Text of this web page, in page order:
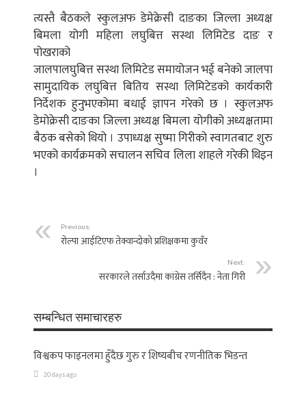
त्यस्तै बैठकले स्कुलअफ डेमेक्रेसी दाङका जिल्ला अध्यक्ष
बिमला योगी महिला लघुबित्त सस्था लिमिटेड दाङ र
पोखराको
जालपालघुबित्त सस्था लिमिटेड समायोजन भई बनेको जालपा
सामुदायिक लघुबित्त बितिय सस्था लिमिटेडको कार्यकारी
निर्देशक हुनुभएकोमा बधाई ज्ञापन गरेको छ । स्कुलअफ
डेमोक्रेसी दाङका जिल्ला अध्यक्ष बिमला योगीको अध्यक्षतामा
बैठक बसेको थियो । उपाध्यक्ष सुष्मा गिरीको स्वागतबाट शुरु
भएको कार्यक्रमको सचालन सचिव लिला शाहले गरेकी थिइन
।
Previous:
रोल्पा आईटिएफ तेक्वान्दोको प्रशिक्षकमा कुवँर
Next:
सरकारले तर्साउदैमा कांग्रेस तर्सिदैन : नेता गिरी
सम्बन्धित समाचारहरु
विश्वकप फाइनलमा हुँदैछ गुरु र शिष्यबीच रणनीतिक भिडन्त
20 days ago